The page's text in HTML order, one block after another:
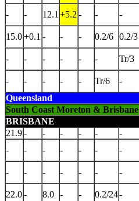
- - 12.1 +5.2 - - -
15.0+0.1 - - - 0.2/6 0.2/3
- - - - - - Tr/3
- - - - - Tr/6 -
Queensland
South Coast Moreton & Brisbane
BRISBANE
21.9- - - - - -
-
- - - - - -
- - - - - - -
22.0- 8.0 - - 0.2/24-